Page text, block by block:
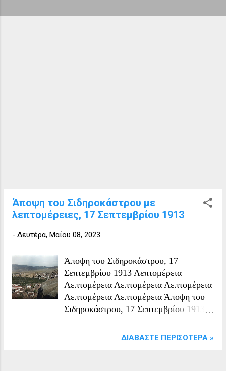
σ
Άποψη του Σιδηροκάστρου με
λεπτομέρειες, 17 Σεπτεμβρίου 1913
- Δευτέρα, Μαΐου 08, 2023
Άποψη του Σιδηροκάστρου, 17
Σεπτεμβρίου 1913 Λεπτομέρεια
Λεπτομέρεια Λεπτομέρεια Λεπτομέρεια
Λεπτομέρεια Λεπτομέρεια Άποψη του
Σιδηροκάστρου, 17 Σεπτεμβρίου 1913
"Demir Hisar ou Sidirokastro ,
ΔΙΑΒΆΣΤΕ ΠΕΡΙΣΌΤΕΡΑ »